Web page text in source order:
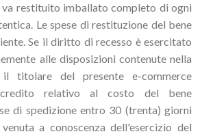
va restituito imballato completo di ogni
Le spese di restituzione del bene
Se il diritto di recesso è esercitato
alle disposizioni contenute nella
il titolare del presente e-commerce
relativo al costo del bene
di spedizione entro 30 (trenta) giorni
a conoscenza dell'esercizio del